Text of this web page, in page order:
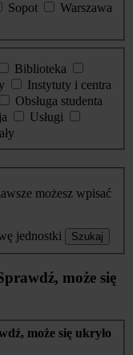
Sopot
Warszawa
Biblioteka
Instytuty i centra
Obsługa studenta
Usługi
możesz wpisać
jednostki Szukaj
może się
może się ukryło